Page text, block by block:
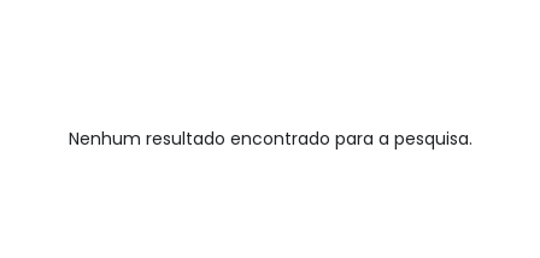
Nenhum resultado encontrado para a pesquisa.